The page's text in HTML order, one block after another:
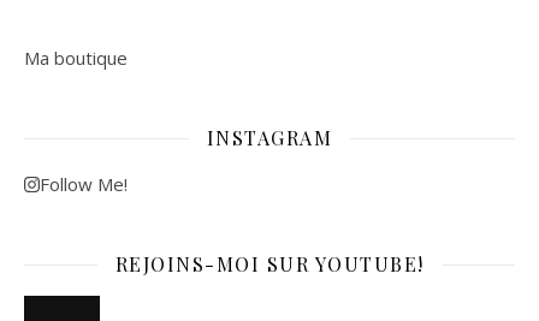
Ma boutique
INSTAGRAM
Follow Me!
REJOINS-MOI SUR YOUTUBE!